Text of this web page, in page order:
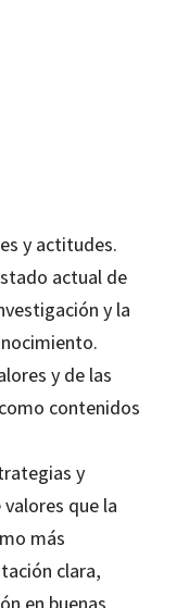
y actitudes.
actual de
y la
y de las
contenidos
y
que la
más
clara,